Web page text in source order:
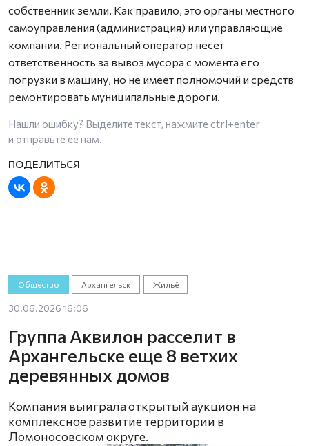
собственник земли. Как правило, это органы местного
самоуправления (администрация) или управляющие
компании. Региональный оператор несет
ответственность за вывоз мусора с момента его
погрузки в машину, но не имеет полномочий и средств
ремонтировать муниципальные дороги.
Нашли ошибку? Выделите текст, нажмите ctrl+enter
и отправьте ее нам.
Общество Архангельск Жильё
30.06.2026 16:06
Группа Аквилон расселит в
Архангельске еще 8 ветхих
деревянных домов
Компания выиграла открытый аукцион на
комплексное развитие территории в
Ломоносовском округе.